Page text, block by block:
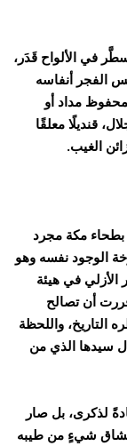
في الألواح قَدَر،
الفجر أنفاسه
مداد أو
قنديلًا معلقًا
الغيب.
بطحاء مكة مجرد
الوجود نفسه وهو
الأزلي في هيئة
أن تصالح
التاريخ، واللحظة
سيدها الذي من
لذكرى، بل صار
شيءٍ من طيبه